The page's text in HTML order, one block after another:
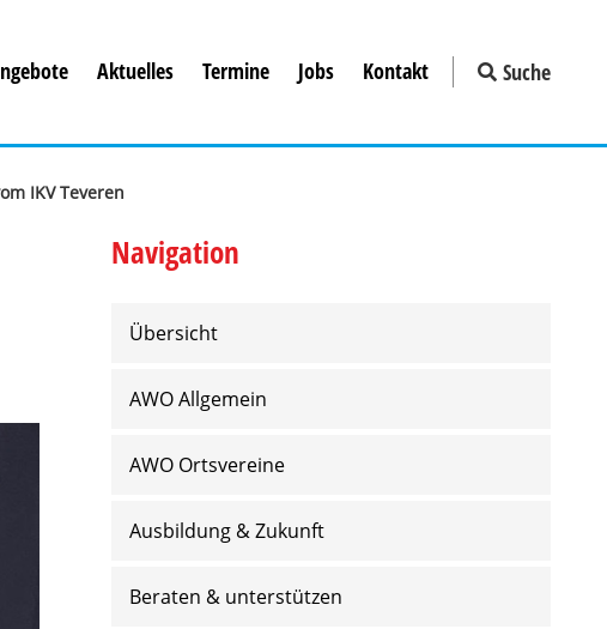
Suche
Aktuelles Termine Jobs Kontakt
IKV Teveren
Navigation
Übersicht
AWO Allgemein
AWO Ortsvereine
Ausbildung & Zukunft
Beraten & unterstützen